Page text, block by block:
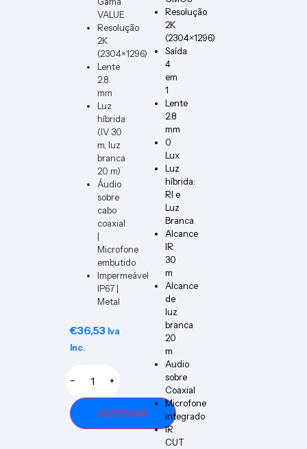
VALUE
Resolução
2K
(2304×1296)
Lente
2.8
mm
Luz
híbrida
(IV 30
m, luz
branca
20 m)
Áudio
sobre
cabo
coaxial
|
Microfone
embutido
Impermeável
IP67 |
Metal
€36,53 Iva
Inc.
− +
ADICIONAR
Resolução
2K
(2304×1296)
Saída
4
em
1
Lente
2.8
mm
0
Lux
Luz
híbrida:
RI e
Luz
Branca
Alcance
IR
30
m
Alcance
de
luz
branca
20
m
Audio
sobre
Coaxial
Microfone
integrado
IR
CUT